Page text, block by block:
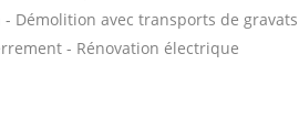
Démolition avec transports de gravats
- Rénovation électrique